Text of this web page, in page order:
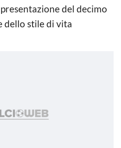
del decimo
dello stile di vita